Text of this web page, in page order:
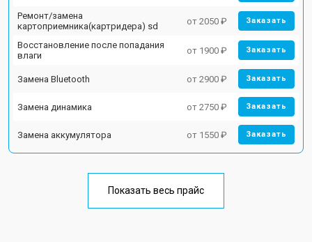
Ремонт/замена
картоприемника(картридера) sd
от 2050 ₽ Заказать
Восстановление после попадания
влаги
от 1900 ₽ Заказать
Замена Bluetooth от 2900 ₽ Заказать
Замена динамика от 2750 ₽ Заказать
Замена аккумулятора от 1550 ₽ Заказать
Показать весь прайс